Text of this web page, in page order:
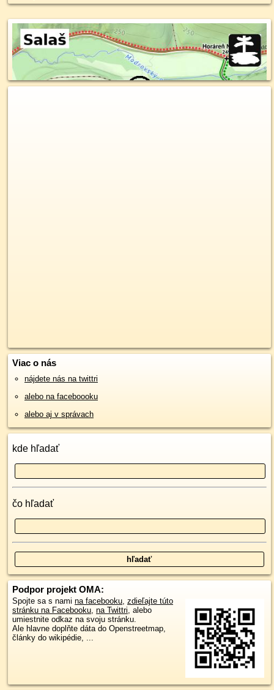
Viac o nás
nájdete nás na twittri
alebo na faceboooku
alebo aj v správach
kde hľadať
čo hľadať
Podpor projekt OMA:
Spojte sa s nami na facebooku, zdieľajte túto
stránku na Facebooku, na Twittri, alebo
umiestnite odkaz na svoju stránku.
Ale hlavne doplňte dáta do Openstreetmap,
články do wikipédie, ...